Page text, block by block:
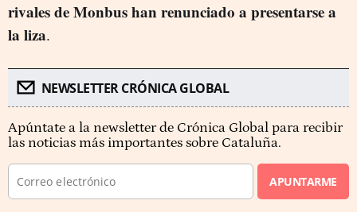
rivales de Monbus han renunciado a presentarse a
la liza.
NEWSLETTER CRÓNICA GLOBAL
Apúntate a la newsletter de Crónica Global para recibir
las noticias más importantes sobre Cataluña.
APUNTARME